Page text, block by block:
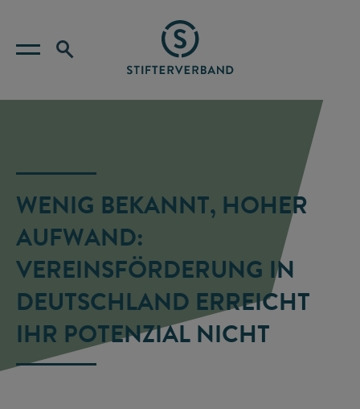
WENIG BEKANNT, HOHER
AUFWAND:
VEREINSFÖRDERUNG IN
DEUTSCHLAND ERREICHT
IHR POTENZIAL NICHT